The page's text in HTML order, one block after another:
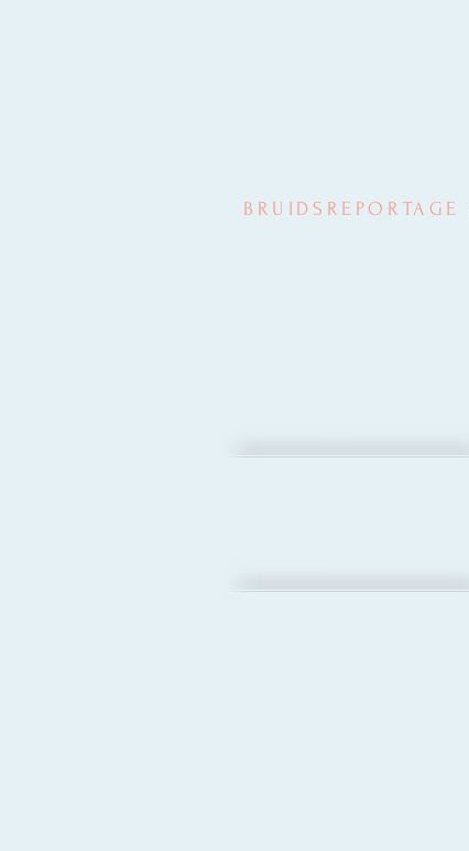
BRUIDSREPORTAGE